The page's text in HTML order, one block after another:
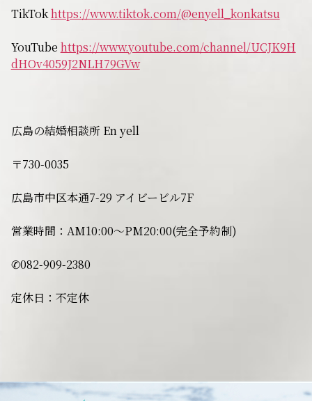
TikTokhttps://www.tiktok.com/@enyell_konkatsu
YouTube https://www.youtube.com/channel/UCJK9H
dHOv4059J2NLH79GVw
広島の結婚相談所 En yell
〒730-0035
広島市中区本通7-29 アイビービル7F
営業時間：AM10:00〜PM20:00(完全予約制)
✆082-909-2380
定休日：不定休